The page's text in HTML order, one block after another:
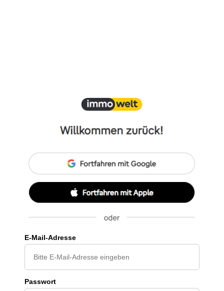
E-Mail-Adresse
Passwort